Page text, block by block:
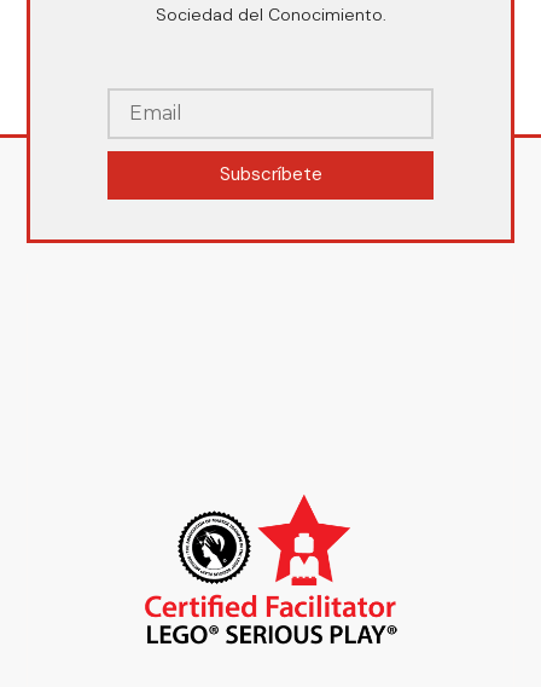
Sociedad del Conocimiento.
Subscríbete